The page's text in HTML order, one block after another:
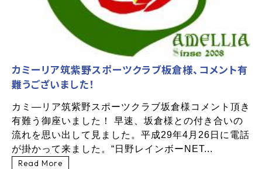
カミーリア筑紫野スポーツクラブ板倉様、コメント有
難うございました！
カミ―リア筑紫野スポーツクラブ坂倉様コメント頂き
有難う御座いました！ 早速、坂倉様との付き合いの
流れを思い出して見ました。平成29年4月26日に電話
が掛かって来ました。“日野レインボーNET...
Read More